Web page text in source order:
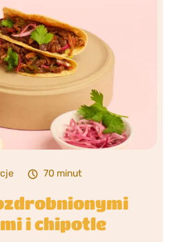
70 minut
i chipotle